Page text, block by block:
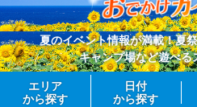
夏のイベント情報が満載！夏
キャンプ場など遊べる
エリア
から探す
日付
から探す